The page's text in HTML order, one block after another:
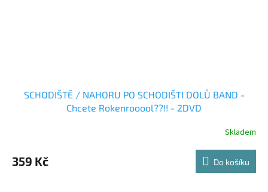
SCHODIŠTĚ / NAHORU PO SCHODIŠTI DOLŮ BAND -
Chcete Rokenrooool??!! - 2DVD
Skladem
359 Kč Do košíku